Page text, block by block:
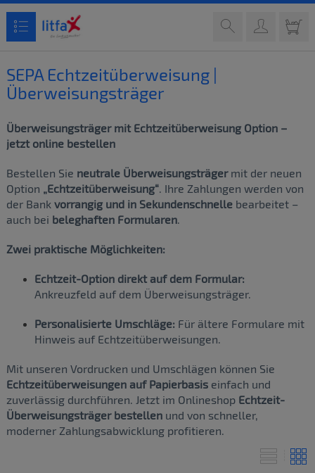
SEPA Echtzeitüberweisung |
Überweisungsträger
Überweisungsträger mit Echtzeitüberweisung Option –
jetzt online bestellen
Bestellen Sie neutrale Überweisungsträgermit der neuen
Option „Echtzeitüberweisung“. Ihre Zahlungen werden von
der Bank vorrangig und in Sekundenschnellebearbeitet –
auch bei beleghaften Formularen.
Zwei praktische Möglichkeiten:
Echtzeit-Option direkt auf dem Formular:
Ankreuzfeld auf dem Überweisungsträger.
Personalisierte Umschläge: Für ältere Formulare mit
Hinweis auf Echtzeitüberweisungen.
Mit unseren Vordrucken und Umschlägen können Sie
Echtzeitüberweisungen auf Papierbasiseinfach und
zuverlässig durchführen. Jetzt im Onlineshop Echtzeit-
Überweisungsträger bestellenund von schneller,
moderner Zahlungsabwicklung profitieren.